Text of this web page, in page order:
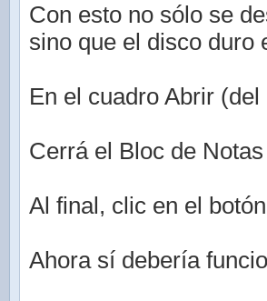
Con esto no sólo se
sino que el disco duro
En el cuadro Abrir
Cerrá el Bloc de Notas
Al final, clic en el
Ahora sí debería